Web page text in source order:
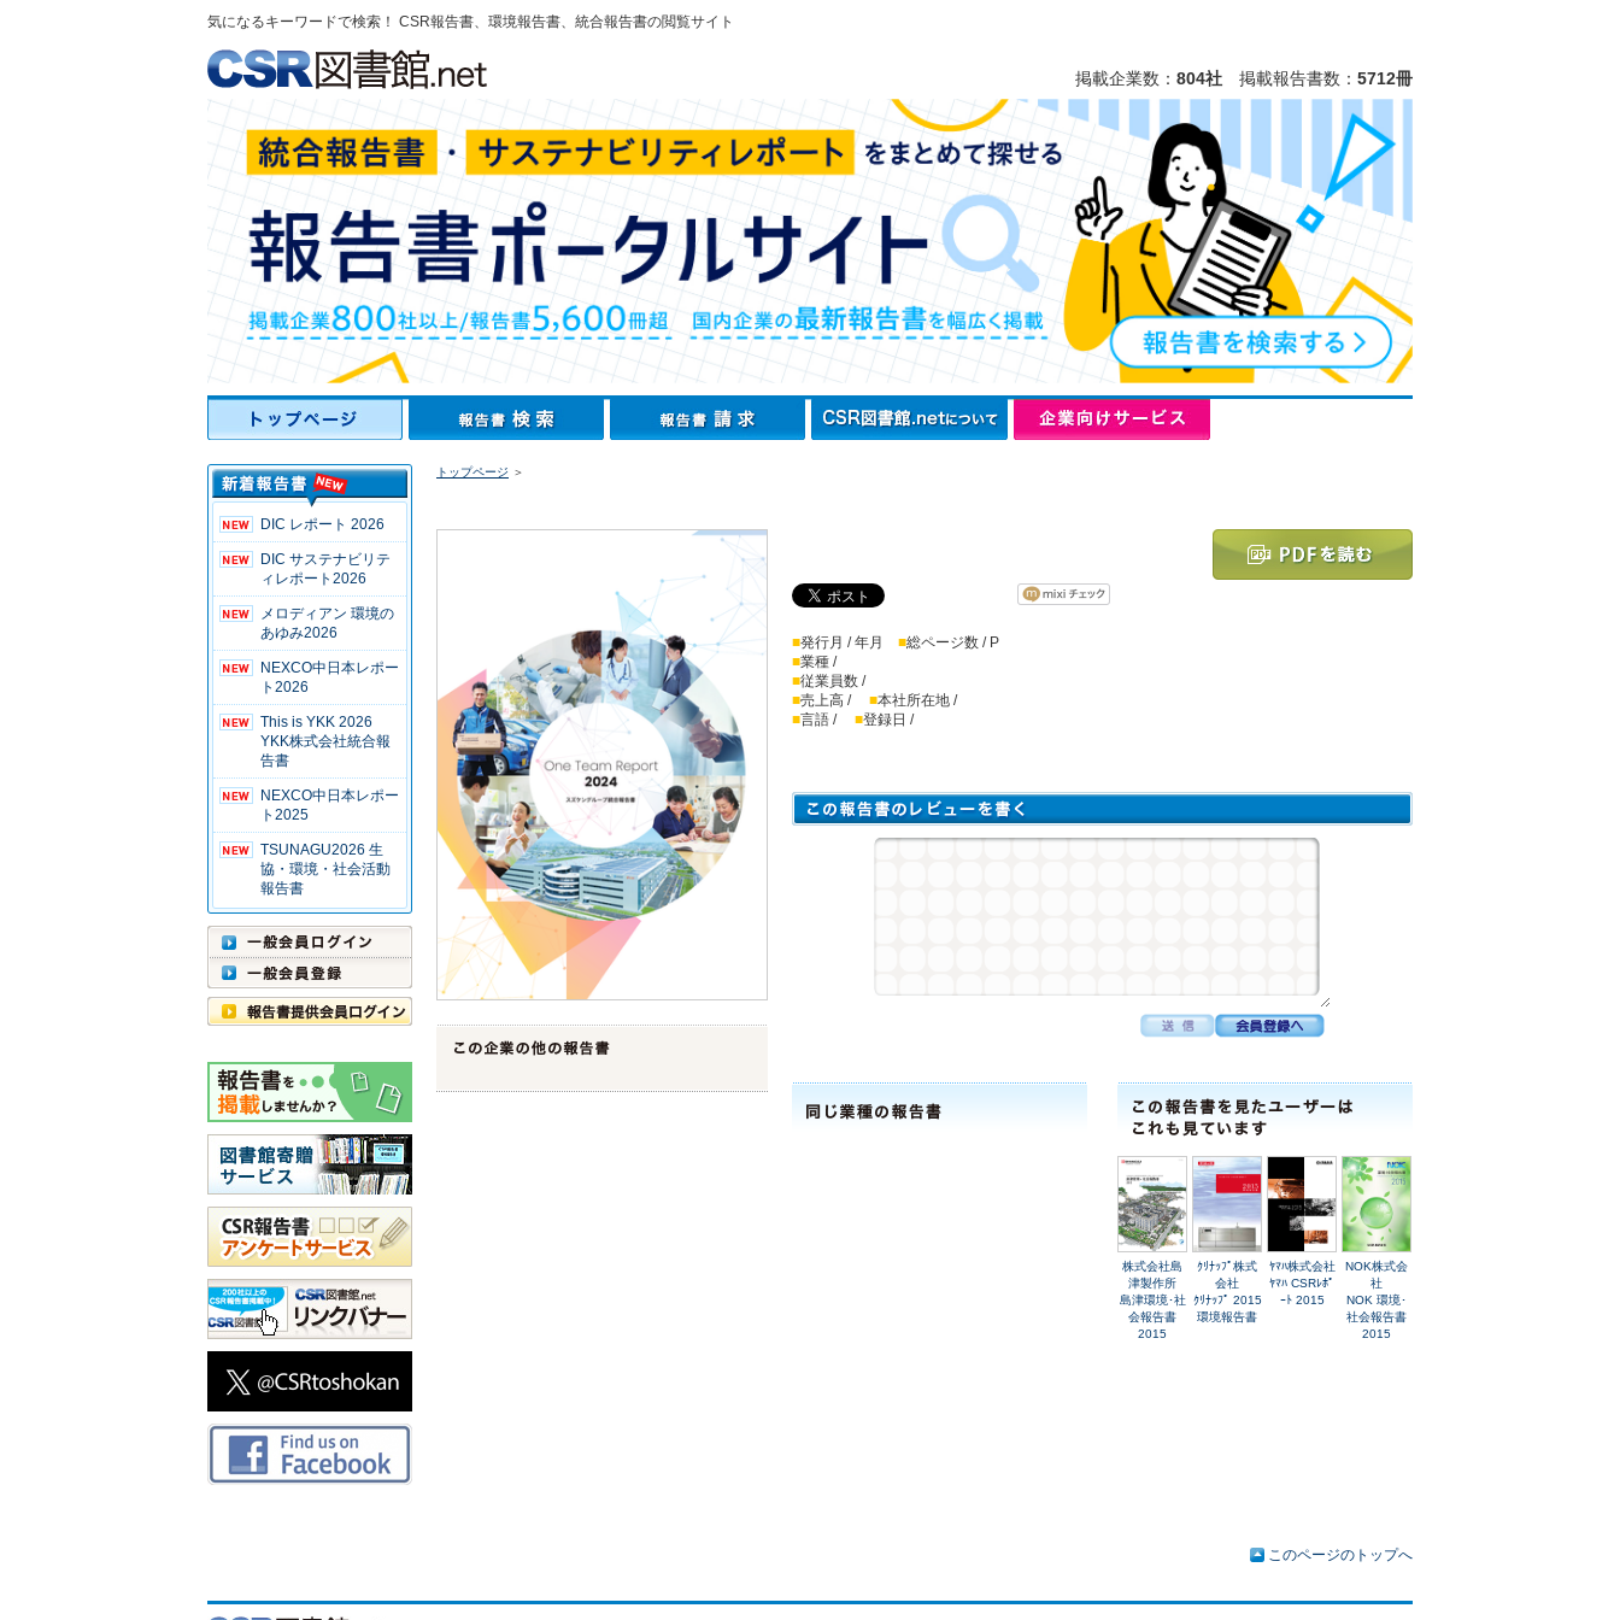
気になるキーワードで検索！ CSR報告書、環境報告書、統合報告書の閲覧サイト
掲載企業数： 804社 掲載報告書数： 5712冊
DIC レポート 2026
DIC サステナビリテ
ィレポート2026
メロディアン 環境の
あゆみ2026
NEXCO中日本レポー
ト2026
This is YKK 2026
YKK株式会社統合報
告書
NEXCO中日本レポー
ト2025
TSUNAGU2026 生
協・環境・社会活動
報告書
トップページ ＞
■発行月 / 年月 ■総ページ数 / P
■業種 /
■従業員数 /
■売上高 / ■本社所在地 /
■言語 / ■登録日 /
株式会社島
津製作所
島津環境･社
会報告書
2015
ｸﾘﾅｯﾌﾟ株式
会社
ｸﾘﾅｯﾌﾟ 2015
環境報告書
ﾔﾏﾊ株式会社
ﾔﾏﾊ CSRﾚﾎﾟ
ｰﾄ 2015
NOK株式会
社
NOK 環境･
社会報告書
2015
このページのトップへ